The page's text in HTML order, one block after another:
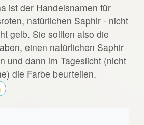
ist der Handelsnamen für
natürlichen Saphir - nicht
gelb. Sie sollten also die
einen natürlichen Saphir
und dann im Tageslicht (nicht
die Farbe beurteilen.